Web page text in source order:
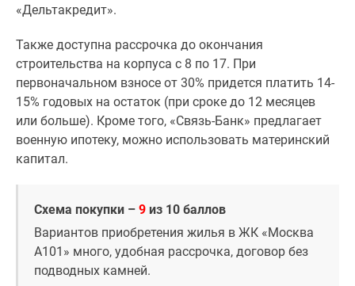
«Дельтакредит».
Также доступна рассрочка до окончания
строительства на корпуса с 8 по 17. При
первоначальном взносе от 30% придется платить 14-
15% годовых на остаток (при сроке до 12 месяцев
или больше). Кроме того, «Связь-Банк» предлагает
военную ипотеку, можно использовать материнский
капитал.
Схема покупки – 9 из 10 баллов
Вариантов приобретения жилья в ЖК «Москва
А101» много, удобная рассрочка, договор без
подводных камней.